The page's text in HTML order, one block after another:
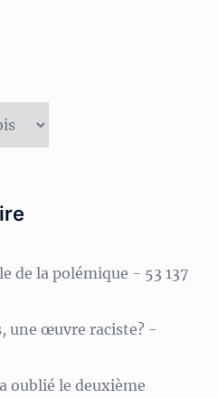
de la polémique - 53 137
une œuvre raciste? -
oublié le deuxième